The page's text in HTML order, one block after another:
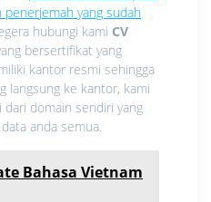
yang sudah
hubungi kami CV
bersertifikat yang
kantor resmi sehingga
langsung ke kantor, kami
domain sendiri yang
anda semua.
Bahasa Vietnam